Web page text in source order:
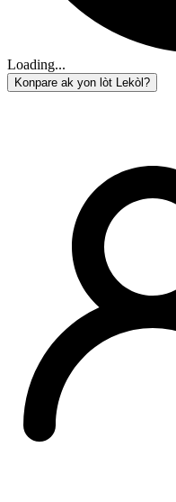
Loading...
Konpare ak yon lòt Lekòl?